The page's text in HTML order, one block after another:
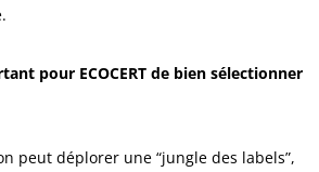
pour ECOCERT de bien sélectionner
peut déplorer une “jungle des labels”,